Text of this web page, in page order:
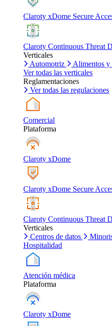
Claroty xDome Secure
Claroty Continuous Threat
Verticales
Automotriz
Alimentos y
Ver todas las verticales
Reglamentaciones
Ver todas las regulaciones
Comercial
Plataforma
Claroty xDome
Claroty xDome Secure
Claroty Continuous Threat
Verticales
Centros de datos
Hospitalidad
Atención médica
Plataforma
Claroty xDome